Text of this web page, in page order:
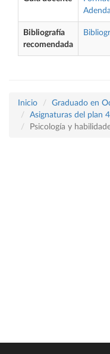
Bibliografía
recomendada
Inicio
Graduado en
Asignaturas del plan
Psicología y